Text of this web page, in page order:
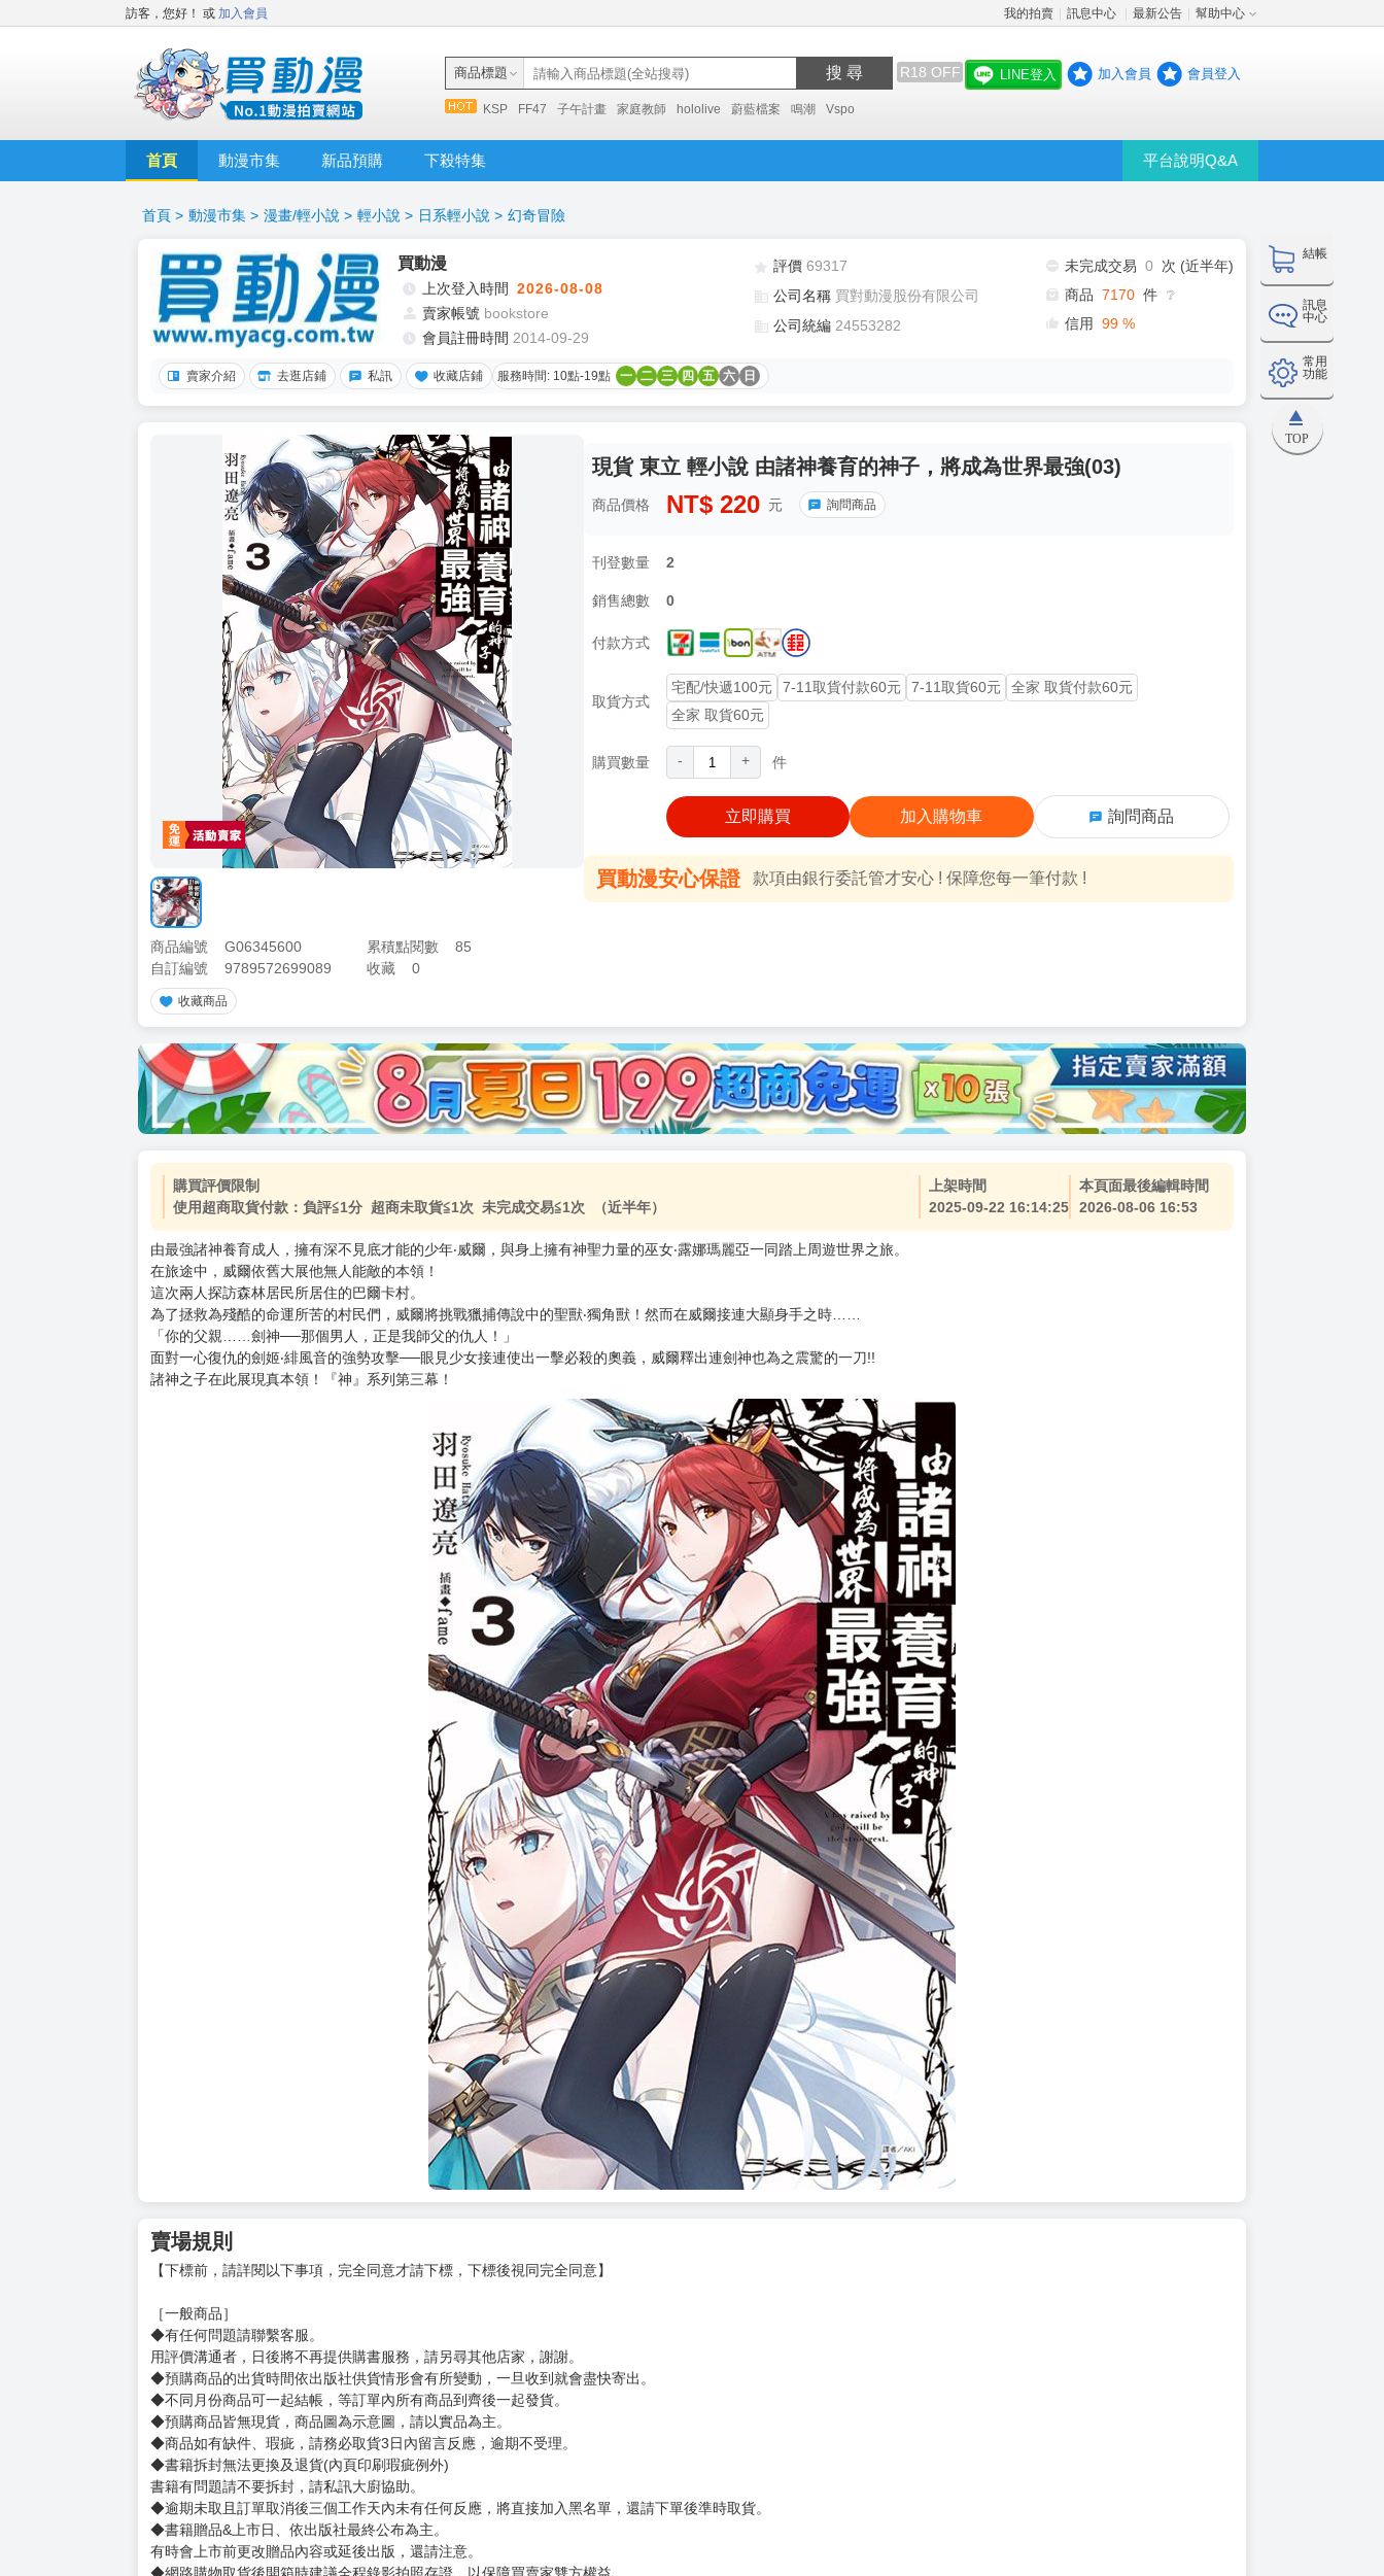
訪客，您好！ 或 加入會員 我的拍賣 訊息中心 最新公告 幫助中心
商品標題 搜 尋 R18 OFF
KSP FF47 子午計畫 家庭教師 hololive 蔚藍檔案 鳴潮 Vspo
LINE登入 加入會員 會員登入
首頁 動漫市集 新品預購 下殺特集 平台說明Q&A
結帳
訊息
中心
常用
功能
TOP
首頁 > 動漫市集 > 漫畫/輕小說 > 輕小說 > 日系輕小說 > 幻奇冒險
買動漫
上次登入時間 2026-08-08
賣家帳號 bookstore
會員註冊時間 2014-09-29
評價 69317
公司名稱 買對動漫股份有限公司
公司統編 24553282
未完成交易 0
次 (近半年)
商品 7170 件 ❔
信用 99 %
賣家介紹 去逛店鋪 私訊 收藏店鋪 服務時間: 10點-19點 一 二 三 四 五 六 日
商品編號 G06345600 累積點閱數
85
自訂編號
9789572699089 收藏 0
收藏商品
現貨 東立 輕小說 由諸神養育的神子，將成為世界最強(03)
商品價格 NT$ 220 元 詢問商品
刊登數量 2
銷售總數 0
付款方式
取貨方式
宅配/快遞100元 7-11取貨付款60元 7-11取貨60元
全家 取貨付款60元
全家 取貨60元
購買數量 - + 件
立即購買 加入購物車 詢問商品
買動漫安心保證 款項由銀行委託管才安心 ! 保障您每一筆付款 !
加價購 ( 共
(加購品) 買動漫★《$15元-加固紙箱包裝》
NT$15
-
+
使用超商取貨付款：負評≦1分 超商未取貨≦1次 未完成交易≦1次 （近半年）
由最強諸神養育成人，擁有深不見底才能的少年‧威爾，與身上擁有神聖力量的巫女‧露娜瑪麗亞一同踏上周遊世界之旅。
在旅途中，威爾依舊大展他無人能敵的本領！
為了拯救為殘酷的命運所苦的村民們，威爾將挑戰獵捕傳說中的聖獸‧獨角獸！然而在威爾接連大顯身手之時……
「你的父親……劍神──那個男人，正是我師父的仇人！」
面對一心復仇的劍姬‧緋風音的強勢攻擊──眼見少女接連使出一擊必殺的奧義，威爾釋出連劍神也為之震驚的一刀!!
諸神之子在此展現真本領！『神』系列第三幕！
賣場規則
【下標前，請詳閱以下事項，完全同意才請下標，下標後視同完全同意】
［一般商品］
◆有任何問題請聯繫客服。
用評價溝通者，日後將不再提供購書服務，請另尋其他店家，謝謝。